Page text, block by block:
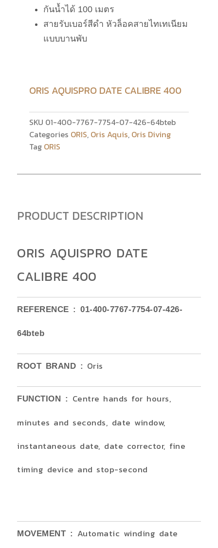
กันน้ำได้ 100 เมตร
สายรับเบอร์สีดำ หัวล็อคสายไทเทเนียม
แบบบานพับ
ORIS AQUISPRO DATE CALIBRE 400
SKU 01-400-7767-7754-07-426-64bteb
Categories ORIS, Oris Aquis, Oris Diving
Tag ORIS
PRODUCT DESCRIPTION
ORIS AQUISPRO DATE
CALIBRE 400
REFERENCE : 01-400-7767-7754-07-426-
64bteb
ROOT BRAND : Oris
FUNCTION : Centre hands for hours,
minutes and seconds, date window,
instantaneous date, date corrector, fine
timing device and stop-second
MOVEMENT : Automatic winding date